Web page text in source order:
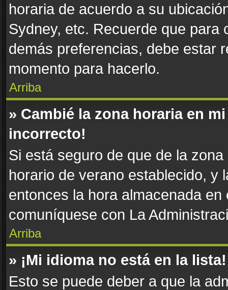
horaria de acuerdo a su
Sydney, etc. Recuerde que para
demás preferencias, debe estar
momento para hacerlo.
Arriba
» Cambié la zona horaria en
incorrecto!
Si está seguro de que de la
horario de verano establecido, y
entonces la hora almacenada
comuníquese con La
Arriba
» ¡Mi idioma no está en la lista!
Esto se puede deber a que la